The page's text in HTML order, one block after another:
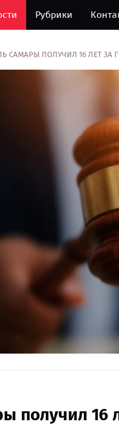
Рубрики
САМАРЫ ПОЛУЧИЛ 16 ЛЕТ ЗА
получил 16